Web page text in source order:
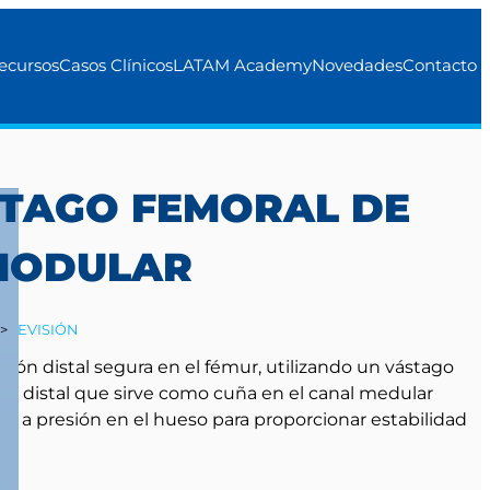
Casos ClínicosLATAM AcademyNovedadesContacto
FEMORAL DE
> REVISIÓN
distal segura en el fémur, utilizando un vástago
distal que sirve como cuña en el canal medular
a presión en el hueso para proporcionar estabilidad